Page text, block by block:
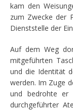
kam den
zum Zwecke der
Dienststelle der
Auf dem Weg
mitgeführten
und die Identität
werden. Im Zuge
und bedrohte er
durchgeführter